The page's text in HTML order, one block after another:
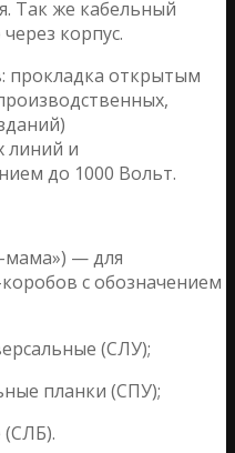
Так же кабельный
корпус.
прокладка открытым
линий и
до 1000 Вольт.
мама») — для
с обозначением
(СЛУ);
планки (СПУ);